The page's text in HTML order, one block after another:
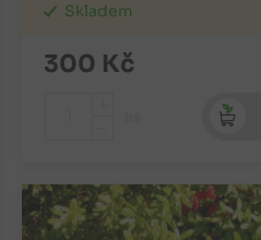
Skladem
300 Kč